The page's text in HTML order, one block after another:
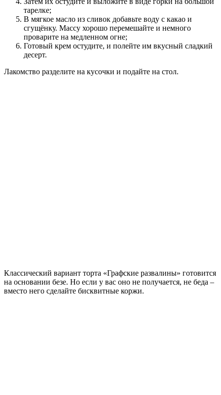
тарелке;
В мягкое масло из сливок добавьте воду с какао и
сгущёнку. Массу хорошо перемешайте и немного
проварите на медленном огне;
Готовый крем остудите, и полейте им вкусный сладкий
десерт.
Лакомство разделите на кусочки и подайте на стол.
Классический вариант торта «Графские развалины» готовится
на основании безе. Но если у вас оно не получается, не беда –
вместо него сделайте бисквитные коржи.